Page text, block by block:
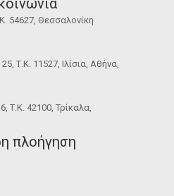
54627, Θεσσαλονίκη
Τ.Κ. 11527, Ιλίσια, Αθήνα,
Τ.Κ. 42100, Τρίκαλα,
πλοήγηση